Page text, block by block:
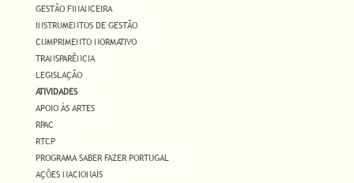
GESTÃO FINANCEIRA
INSTRUMENTOS DE GESTÃO
CUMPRIMENTO NORMATIVO
TRANSPARÊNCIA
LEGISLAÇÃO
ATIVIDADES
APOIO ÀS ARTES
RPAC
RTCP
PROGRAMA SABER FAZER PORTUGAL
AÇÕES NACIONAIS